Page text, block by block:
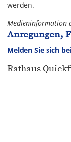
werden.
Medieninformation
Anregungen,
Melden Sie sich
Rathaus